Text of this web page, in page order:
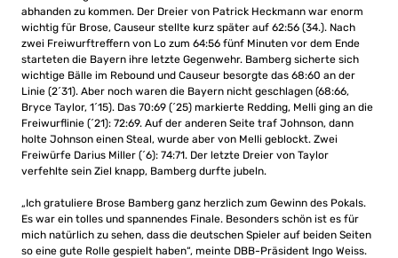
abhanden zu kommen. Der Dreier von Patrick Heckmann war enorm
wichtig für Brose, Causeur stellte kurz später auf 62:56 (34.). Nach
zwei Freiwurftreffern von Lo zum 64:56 fünf Minuten vor dem Ende
starteten die Bayern ihre letzte Gegenwehr. Bamberg sicherte sich
wichtige Bälle im Rebound und Causeur besorgte das 68:60 an der
Linie (2´31). Aber noch waren die Bayern nicht geschlagen (68:66,
Bryce Taylor, 1´15). Das 70:69 (´25) markierte Redding, Melli ging an die
Freiwurflinie (´21): 72:69. Auf der anderen Seite traf Johnson, dann
holte Johnson einen Steal, wurde aber von Melli geblockt. Zwei
Freiwürfe Darius Miller (´6): 74:71. Der letzte Dreier von Taylor
verfehlte sein Ziel knapp, Bamberg durfte jubeln.
„Ich gratuliere Brose Bamberg ganz herzlich zum Gewinn des Pokals.
Es war ein tolles und spannendes Finale. Besonders schön ist es für
mich natürlich zu sehen, dass die deutschen Spieler auf beiden Seiten
so eine gute Rolle gespielt haben“, meinte DBB-Präsident Ingo Weiss.